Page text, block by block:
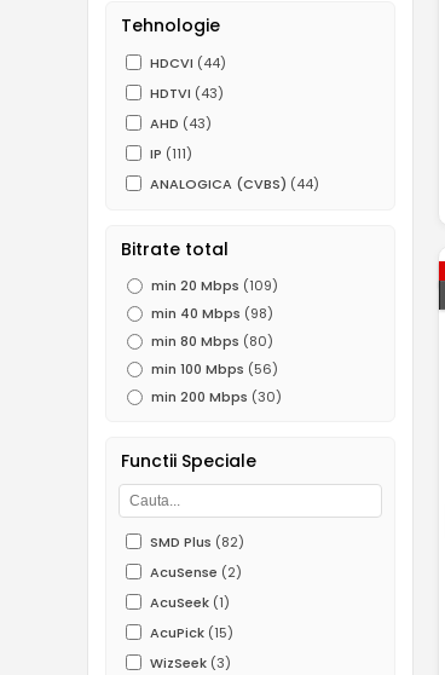
Tehnologie
HDCVI (44)
HDTVI (43)
AHD (43)
IP (111)
ANALOGICA (CVBS) (44)
Bitrate total
min 20 Mbps (109)
min 40 Mbps (98)
min 80 Mbps (80)
min 100 Mbps (56)
min 200 Mbps (30)
Functii Speciale
SMD Plus (82)
AcuSense (2)
AcuSeek (1)
AcuPick (15)
WizSeek (3)